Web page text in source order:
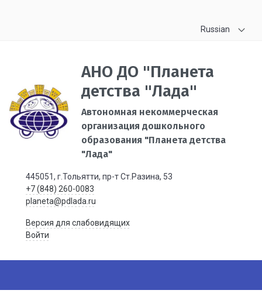
Russian
АНО ДО "Планета
детства "Лада"
Автономная некоммерческая
организация дошкольного
образования "Планета детства
"Лада"
445051, г.Тольятти, пр-т Ст.Разина, 53
+7 (848) 260-0083
planeta@pdlada.ru
Версия для слабовидящих
Войти